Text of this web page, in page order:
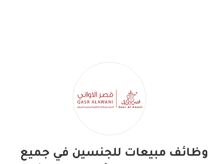
وظائف مبيعات للجنسين في جميع